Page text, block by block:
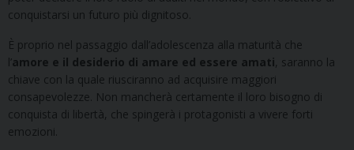
conquistarsi un futuro più dignitoso.
È proprio nel passaggio dall’adolescenza alla maturità che
l’amore e il desiderio di amare ed essere amati, saranno la
chiave con la quale riusciranno ad acquisire maggiori
consapevolezze. Non mancherà certamente il loro bisogno di
conquista di libertà, che spingerà i protagonisti a vivere forti
emozioni.